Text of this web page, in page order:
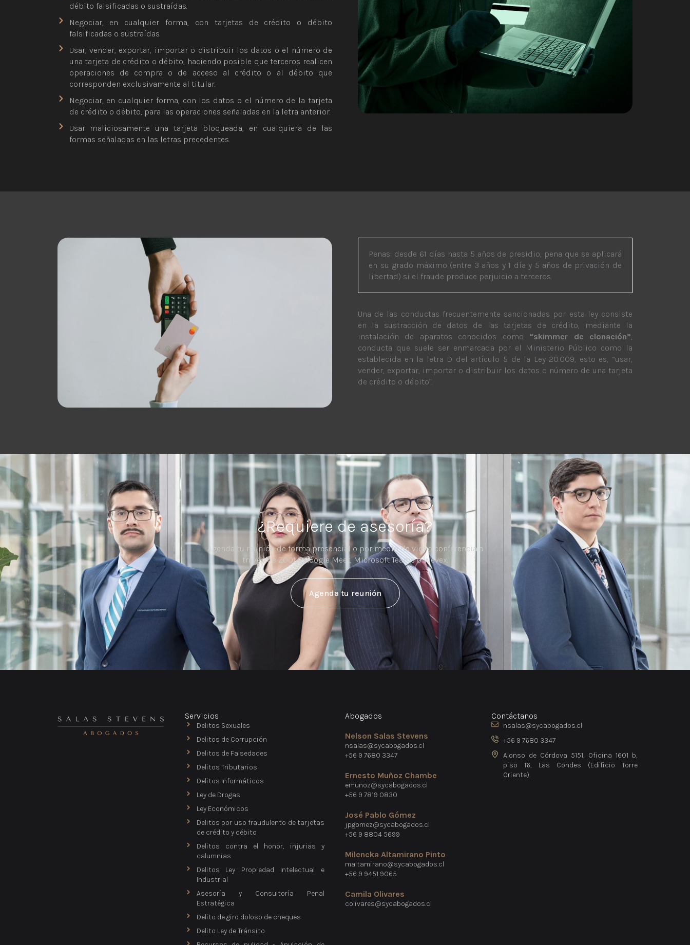
débito falsificadas o sustraídas.
Negociar, en cualquier forma, con tarjetas de crédito o débito
falsificadas o sustraídas.
Usar, vender, exportar, importar o distribuir los datos o el número de
una tarjeta de crédito o débito, haciendo posible que terceros realicen
operaciones de compra o de acceso al crédito o al débito que
corresponden exclusivamente al titular.
Negociar, en cualquier forma, con los datos o el número de la tarjeta
de crédito o débito, para las operaciones señaladas en la letra anterior.
Usar maliciosamente una tarjeta bloqueada, en cualquiera de las
formas señaladas en las letras precedentes.
Penas: desde 61 días hasta 5 años de presidio, pena que se aplicará
en su grado máximo (entre 3 años y 1 día y 5 años de privación de
libertad) si el fraude produce perjuicio a terceros.
Una de las conductas frecuentemente sancionadas por esta ley consiste
en la sustracción de datos de las tarjetas de crédito, mediante la
instalación de aparatos conocidos como “skimmer de clonación”
conducta que suele ser enmarcada por el Ministerio Público como la
establecida en la letra D del artículo 5 de la Ley 20.009, esto es, “usar,
vender, exportar, importar o distribuir los datos o número de una tarjeta
de crédito o débito”.
¿Requiere de asesoría?
Agenda tu reunión de forma presencial o por medio de video conferencia a
través de ZOOM, Google Meet, Microsoft Teams o Wevex.
Agenda tu reunión
Servicios
Delitos Sexuales
Delitos de Corrupción
Delitos de Falsedades
Delitos Tributarios
Delitos Informáticos
Ley de Drogas
Ley Económicos
Delitos por uso fraudulento de tarjetas
de crédito y débito
Delitos contra el honor, injurias y
calumnias
Delitos Ley Propiedad Intelectual e
Industrial
Asesoría y Consultoría Penal
Estratégica
Delito de giro doloso de cheques
Delito Ley de Tránsito
Abogados
Nelson Salas Stevens
nsalas@sycabogados.cl
+56 9 7680 3347
Ernesto Muñoz Chambe
emunoz@sycabogados.cl
+56 9 7819 0830
José Pablo Gómez
jpgomez@sycabogados.cl
+56 9 8804 5699
Milencka Altamirano Pinto
maltamirano@sycabogados.cl
+56 9 9451 9065
Camila Olivares
colivares@sycabogados.cl
Contáctanos
nsalas@sycabogados.cl
+56 9 7680 3347
Alonso de Córdova 5151, Oficina 1601 b,
piso 16, Las Condes (Edificio Torre
Oriente).